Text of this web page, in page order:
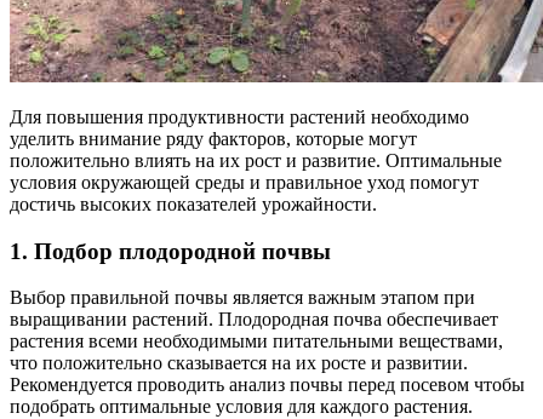
Для повышения продуктивности растений необходимо
уделить внимание ряду факторов, которые могут
положительно влиять на их рост и развитие. Оптимальные
условия окружающей среды и правильное уход помогут
достичь высоких показателей урожайности.
1. Подбор плодородной почвы
Выбор правильной почвы является важным этапом при
выращивании растений. Плодородная почва обеспечивает
растения всеми необходимыми питательными веществами,
что положительно сказывается на их росте и развитии.
Рекомендуется проводить анализ почвы перед посевом чтобы
подобрать оптимальные условия для каждого растения.